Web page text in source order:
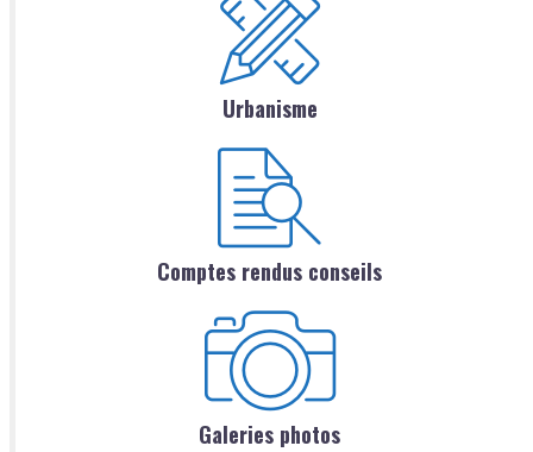
Urbanisme
Comptes rendus conseils
Galeries photos